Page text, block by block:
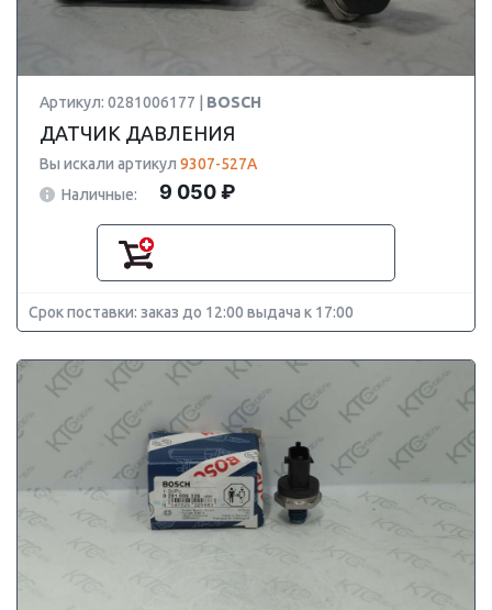
Артикул: 0281006177 | BOSCH
ДАТЧИК ДАВЛЕНИЯ
Вы искали артикул 9307-527A
Наличные:
9 050 ₽
Срок поставки: заказ до 12:00 выдача к 17:00